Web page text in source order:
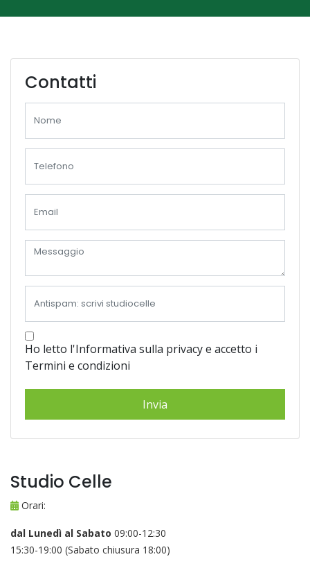
Contatti
Ho letto l'Informativa sulla privacy e accetto i
Termini e condizioni
Studio Celle
Orari:
dal Lunedì al Sabato 09:00-12:30
15:30-19:00 (Sabato chiusura 18:00)